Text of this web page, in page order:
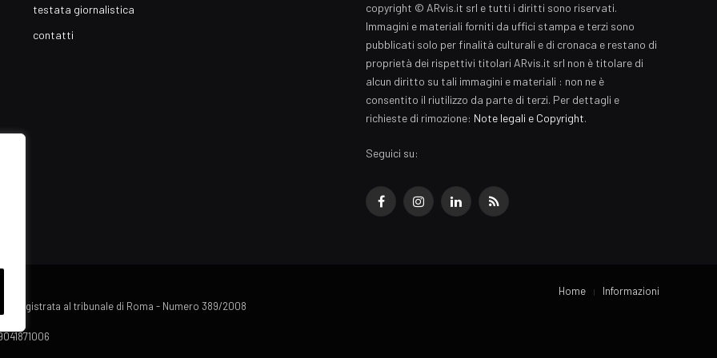
testata giornalistica
contatti
copyright © ARvis.it srl e tutti i diritti sono riservati.
Immagini e materiali forniti da uffici stampa e terzi sono
pubblicati solo per finalità culturali e di cronaca e restano di
proprietà dei rispettivi titolari ARvis.it srl non è titolare di
alcun diritto su tali immagini e materiali : non ne è
consentito il riutilizzo da parte di terzi. Per dettagli e
richieste di rimozione: Note legali e Copyright.
Seguici su:
FacebookInstagramLinkedInRSS
registrata al tribunale di Roma - Numero 389/2008
Home Informazioni